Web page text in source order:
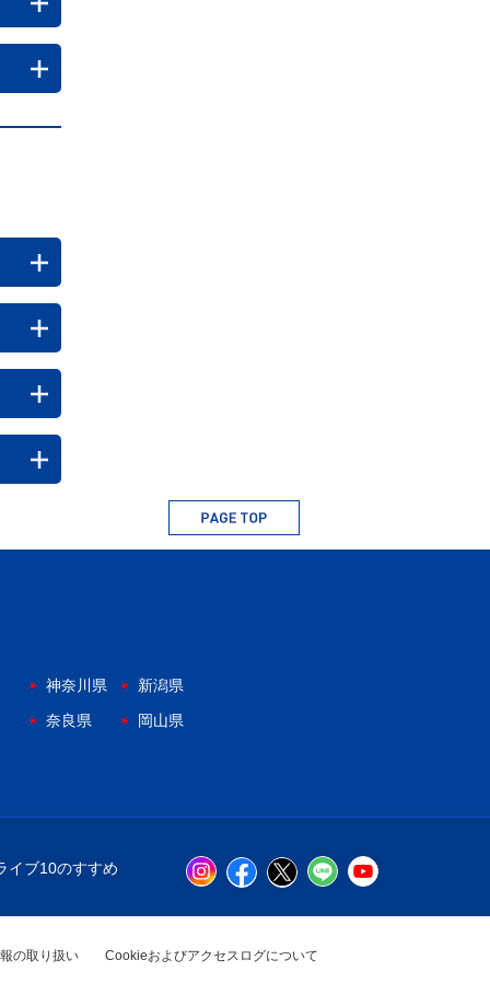
神奈川県
新潟県
奈良県
岡山県
イブ10のすすめ
の取り扱い Cookieおよびアクセスログについて